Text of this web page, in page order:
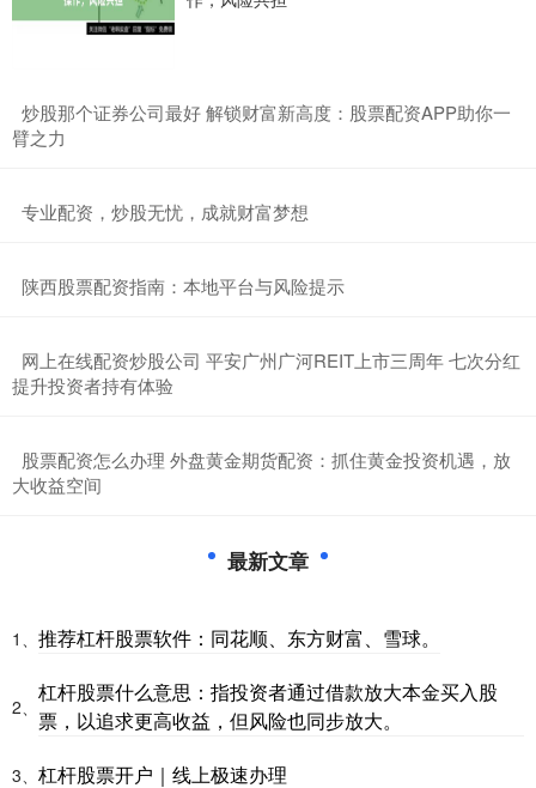
​炒股那个证券公司最好 解锁财富新高度：股票配资APP助你一
臂之力
​专业配资，炒股无忧，成就财富梦想
​陕西股票配资指南：本地平台与风险提示
​网上在线配资炒股公司 平安广州广河REIT上市三周年 七次分红
提升投资者持有体验
​股票配资怎么办理 外盘黄金期货配资：抓住黄金投资机遇，放
大收益空间
最新文章
1、 推荐杠杆股票软件：同花顺、东方财富、雪球。
2、
杠杆股票什么意思：指投资者通过借款放大本金买入股
票，以追求更高收益，但风险也同步放大。
3、 杠杆股票开户｜线上极速办理